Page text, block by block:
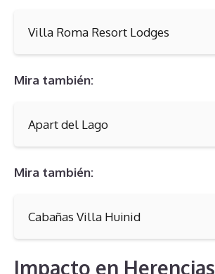
Villa Roma Resort Lodges
Mira también:
Apart del Lago
Mira también:
Cabañas Villa Huinid
Impacto en Herencias